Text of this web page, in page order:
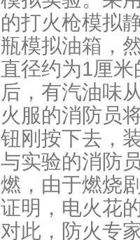
的打火枪模拟
瓶模拟油箱，
直径约为1厘
后，有汽油味
火服的消防员
钮刚按下去，
与实验的消防
燃，由于燃烧
证明，电火花
对此，防火专